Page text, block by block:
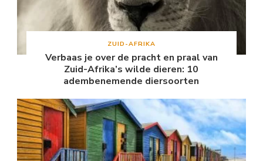
ZUID-AFRIKA
Verbaas je over de pracht en praal van
Zuid-Afrika’s wilde dieren: 10
adembenemende diersoorten